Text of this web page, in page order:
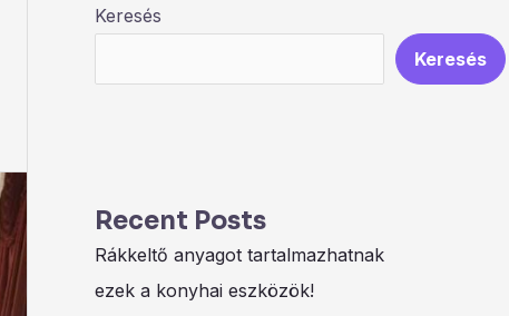
Keresés
Keresés
Recent Posts
Rákkeltő anyagot tartalmazhatnak
ezek a konyhai eszközök!